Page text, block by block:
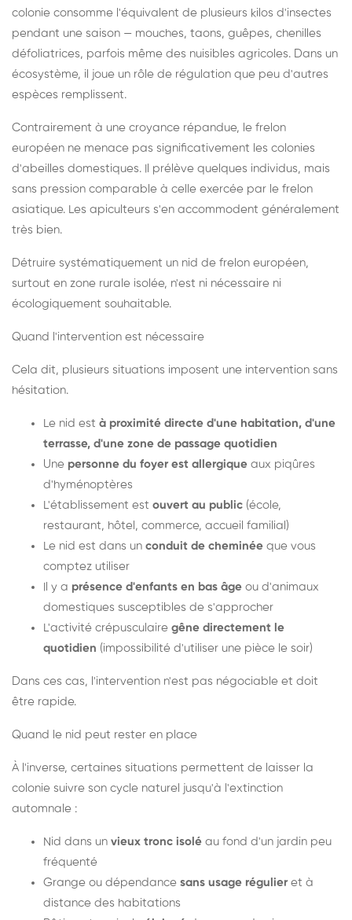
colonie consomme l'équivalent de plusieurs kilos d'insectes
pendant une saison — mouches, taons, guêpes, chenilles
défoliatrices, parfois même des nuisibles agricoles. Dans un
écosystème, il joue un rôle de régulation que peu d'autres
espèces remplissent.
Contrairement à une croyance répandue, le frelon
européen ne menace pas significativement les colonies
d'abeilles domestiques. Il prélève quelques individus, mais
sans pression comparable à celle exercée par le frelon
asiatique. Les apiculteurs s'en accommodent généralement
très bien.
Détruire systématiquement un nid de frelon européen,
surtout en zone rurale isolée, n'est ni nécessaire ni
écologiquement souhaitable.
Quand l'intervention est nécessaire
Cela dit, plusieurs situations imposent une intervention sans
hésitation.
Le nid est à proximité directe d'une habitation, d'une
terrasse, d'une zone de passage quotidien
Une personne du foyer est allergique aux piqûres
d'hyménoptères
L'établissement est ouvert au public (école,
restaurant, hôtel, commerce, accueil familial)
Le nid est dans un conduit de cheminée que vous
comptez utiliser
Il y a présence d'enfants en bas âge ou d'animaux
domestiques susceptibles de s'approcher
L'activité crépusculaire gêne directement le
quotidien (impossibilité d'utiliser une pièce le soir)
Dans ces cas, l'intervention n'est pas négociable et doit
être rapide.
Quand le nid peut rester en place
À l'inverse, certaines situations permettent de laisser la
colonie suivre son cycle naturel jusqu'à l'extinction
automnale :
Nid dans un vieux tronc isolé au fond d'un jardin peu
fréquenté
Grange ou dépendance sans usage régulier et à
distance des habitations